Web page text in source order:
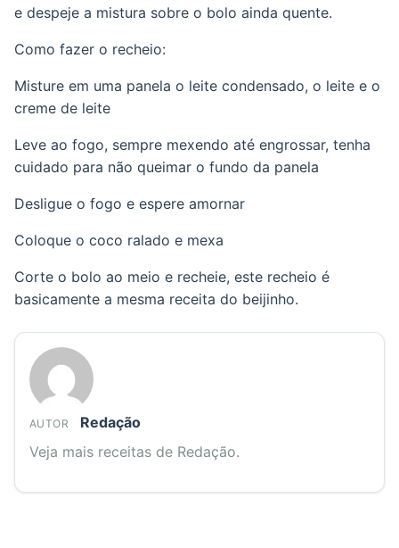
e despeje a mistura sobre o bolo ainda quente.
Como fazer o recheio:
Misture em uma panela o leite condensado, o leite e o
creme de leite
Leve ao fogo, sempre mexendo até engrossar, tenha
cuidado para não queimar o fundo da panela
Desligue o fogo e espere amornar
Coloque o coco ralado e mexa
Corte o bolo ao meio e recheie, este recheio é
basicamente a mesma receita do beijinho.
AUTOR
Redação
Veja mais receitas de Redação.